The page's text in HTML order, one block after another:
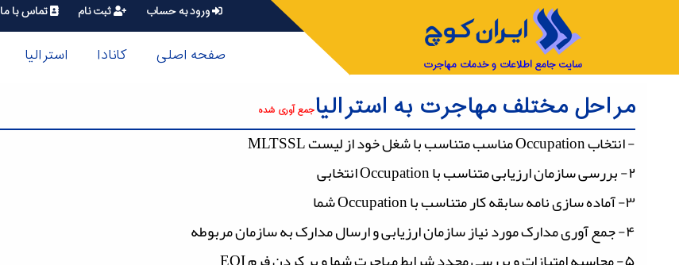
سایت جامع اطلاعات و خدمات مهاجرت
ورود به حساب ثبت نام تماس با ما
صفحه اصلی کانادا استرالیا
مراحل مختلف مهاجرت به استرالیاجمع آوری شده
- انتخاب Occupation مناسب متناسب با شغل خود از لیست MLTSSL
۲- بررسی سازمان ارزیابی متناسب با Occupation انتخابی
۳- آماده سازی نامه سابقه کار متناسب با Occupation شما
۴- جمع آوری مدارک مورد نیاز سازمان ارزیابی و ارسال مدارک به سازمان مربوطه